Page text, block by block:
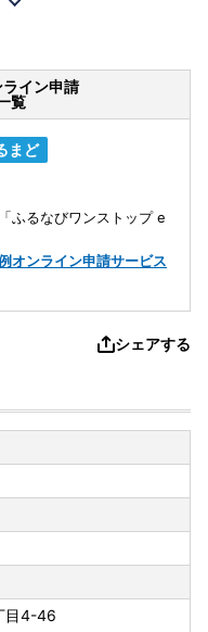
イン申請
覧
まど
ふるなびワンストップ e
オンライン申請サービス
シェアする
目4-46